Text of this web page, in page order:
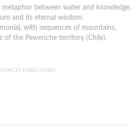
metaphor between water and knowledge,
and its eternal wisdom.
with sequences of mountains,
of the Pewenche territory (Chile).
PUBLICITARIO